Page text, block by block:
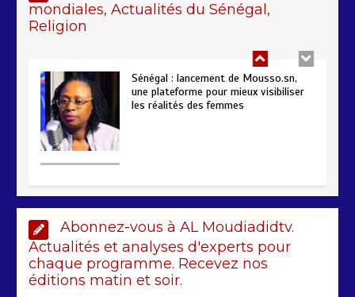
mondiales, Actualités du Sénégal,
Religion
Sénégal : lancement de Mousso.sn,
une plateforme pour mieux visibiliser
les réalités des femmes
AIBD : les Douanes réalisent une
saisie de 28 kg de haschich estimés à
190 millions FCFA
2 min 229
Abonnez-vous à AL Moudiadidtv.
Actualités et analyses d'experts pour
chaque programme. Recevez nos
éditions matin et soir.